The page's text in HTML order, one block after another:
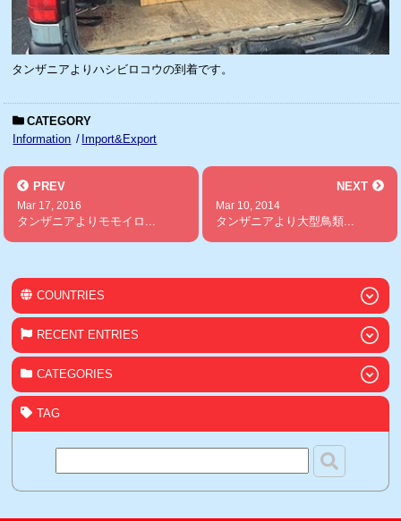
タンザニアよりハシビロコウの到着です。
CATEGORY
Information
Import&Export
PREV
Mar 17, 2016
タンザニアよりモモイロ...
NEXT
Mar 10, 2014
タンザニアより大型鳥類...
COUNTRIES
RECENT ENTRIES
CATEGORIES
TAG